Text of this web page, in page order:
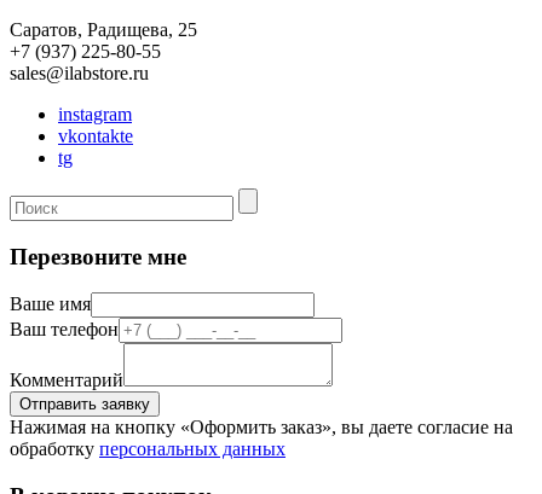
Саратов, Радищева, 25
+7 (937) 225-80-55
sales@ilabstore.ru
instagram
vkontakte
tg
Перезвоните мне
Ваше имя
Ваш телефон
Комментарий
Нажимая на кнопку «Оформить заказ», вы даете согласие на
обработку персональных данных